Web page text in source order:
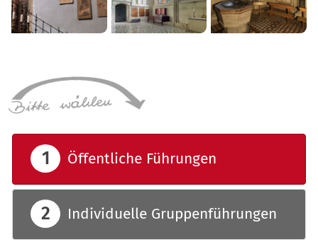
Öffentliche Führungen
Individuelle Gruppenführungen